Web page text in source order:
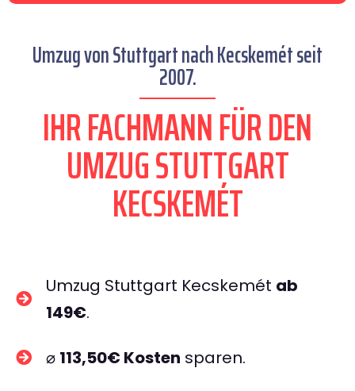
Umzug von Stuttgart nach Kecskemét seit
2007.
IHR FACHMANN FÜR DEN
UMZUG STUTTGART
KECSKEMÉT
Umzug Stuttgart Kecskemét ab
149€.
⌀ 113,50€ Kosten sparen.